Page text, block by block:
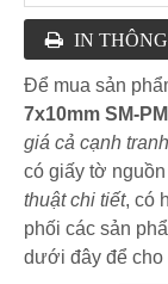
IN
Để mua sản
7x10mm SM-
giá cả cạnh
có giấy tờ
thuật chi tiết, có
phối các sản
dưới đây để cho